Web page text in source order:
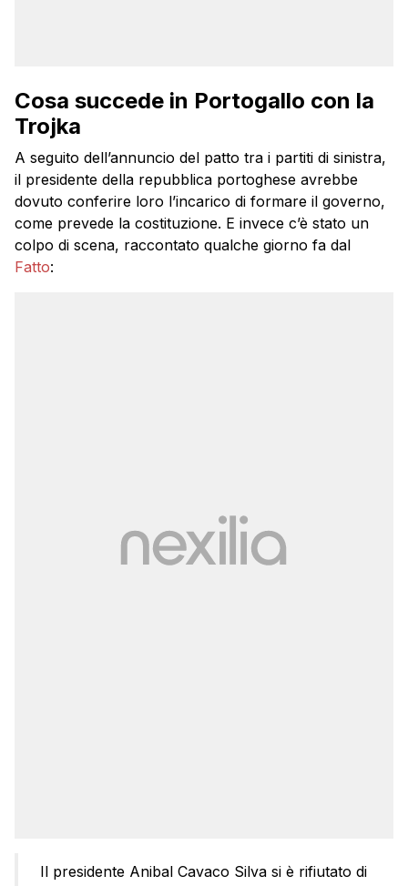
Cosa succede in Portogallo con la
Trojka
A seguito dell’annuncio del patto tra i partiti di sinistra,
il presidente della repubblica portoghese avrebbe
dovuto conferire loro l’incarico di formare il governo,
come prevede la costituzione. E invece c’è stato un
colpo di scena, raccontato qualche giorno fa dal
Fatto:
Il presidente Anibal Cavaco Silva si è rifiutato di